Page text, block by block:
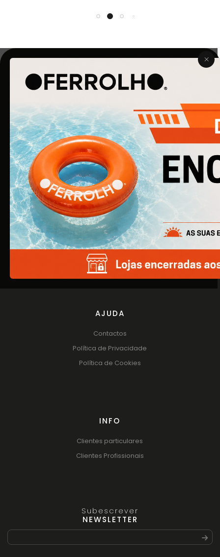
O Ferrolho iniciou a sua atividade em 1990. O que começou
por ser uma simples empresa de ferragens para
construção civil, é agora uma empresa de referência na
área de Ferragens para Mobiliário e Arquitetura.
EMPRESA
Quem Somos
Produtos
Catálogos
AJUDA
Contactos
Política de Privacidade
Política de Cookies
INFO
Clientes particulares
Clientes Profissionais
Subescrever
NEWSLETTER